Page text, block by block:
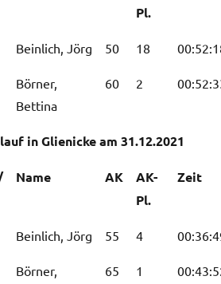
Pl.
Beinlich, Jörg 50 18
Börner,
Bettina
60 2
in Glienicke am 31.12.2021
Name AK
AK-
Pl.
Zeit
Beinlich, Jörg 55 4
Börner,
65 1